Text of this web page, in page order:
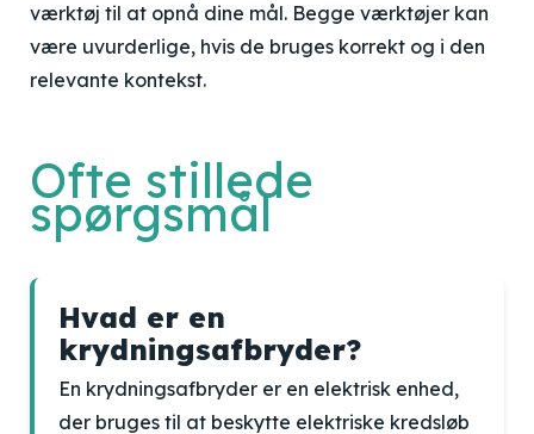
værktøj til at opnå dine mål. Begge værktøjer kan
være uvurderlige, hvis de bruges korrekt og i den
relevante kontekst.
Ofte stillede
spørgsmål
Hvad er en
krydningsafbryder?
En krydningsafbryder er en elektrisk enhed,
der bruges til at beskytte elektriske kredsløb